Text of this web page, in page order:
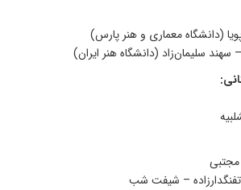
(دانشگاه معماری و هنر پارس)
سهند سلیمان‌زاد (دانشگاه هنر ایران)
مجتبی
– شیفت شب